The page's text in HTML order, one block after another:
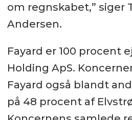
om regnskabet,” siger
Andersen.
Fayard er 100 procent
Holding ApS.
Fayard også blandt
på 48 procent af